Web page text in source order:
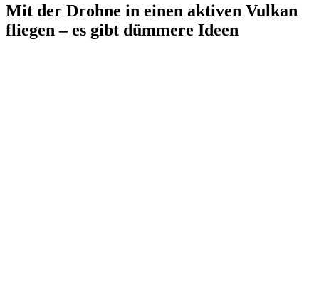
Mit der Drohne in einen aktiven Vulkan
fliegen – es gibt dümmere Ideen